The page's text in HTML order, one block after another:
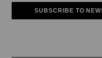
SUBSCRIBE TO